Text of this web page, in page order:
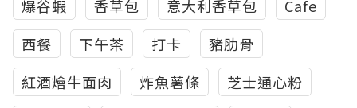
爆谷蝦
香草包 意大利香草包
Cafe
西餐
下午茶 打卡
豬肋骨
紅酒燴牛面肉
炸魚薯條
芝士通心粉